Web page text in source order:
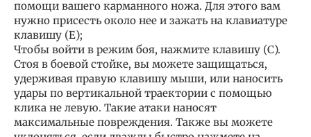
помощи вашего карманного ножа. Для этого вам
нужно присесть около нее и зажать на клавиатуре
клавишу (Е);
Чтобы войти в режим боя, нажмите клавишу (С).
Стоя в боевой стойке, вы можете защищаться,
удерживая правую клавишу мыши, или наносить
удары по вертикальной траектории с помощью
клика не левую. Такие атаки наносят
максимальные повреждения. Также вы можете